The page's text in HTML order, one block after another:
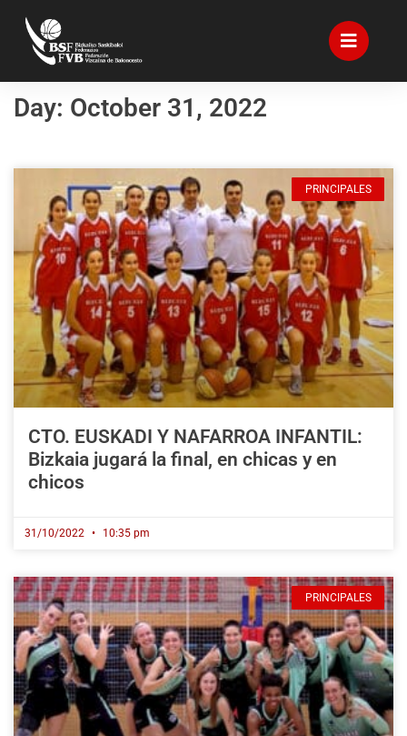
Day: October 31, 2022
PRINCIPALES
CTO. EUSKADI Y NAFARROA INFANTIL:
Bizkaia jugará la final, en chicas y en
chicos
31/10/2022 10:35 pm
PRINCIPALES